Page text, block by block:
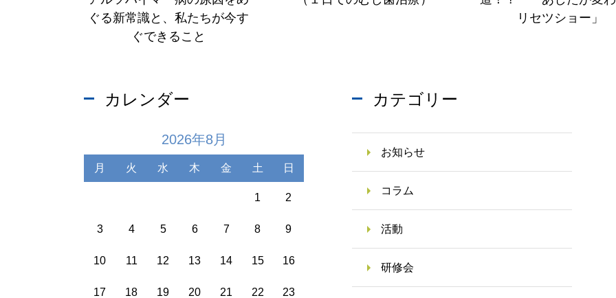
カレンダー
2026年8月
月 火 水 木 金 土 日
1 2
3 4 5 6 7 8 9
10 11 12 13 14 15 16
17 18 19 20 21 22 23
ぐる新常識と、私たちが今す
ぐできること
リセツショー」
カテゴリー
お知らせ
コラム
活動
研修会